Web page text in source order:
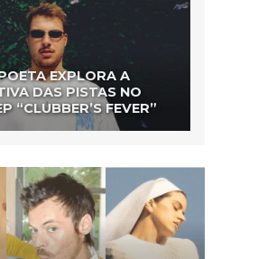
EXPLORA A
DAS PISTAS NO
“CLUBBER’S FEVER”